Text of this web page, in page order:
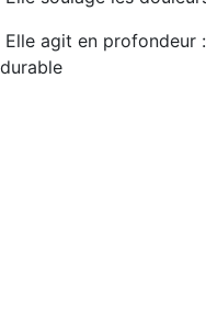
Elle agit en profondeur
durable